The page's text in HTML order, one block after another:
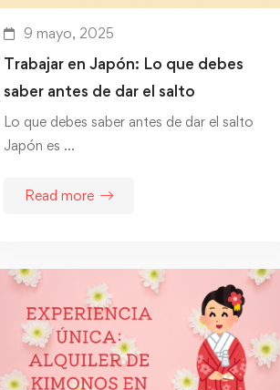
9 mayo, 2025
Trabajar en Japón: Lo que debes
saber antes de dar el salto
Lo que debes saber antes de dar el salto
Japón es …
Read more